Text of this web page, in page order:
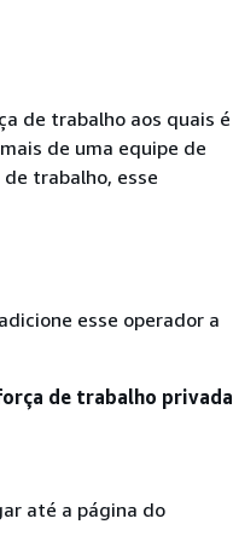
de trabalho aos quais é
de uma equipe de
trabalho, esse
esse operador a
de trabalho privada
até a página do